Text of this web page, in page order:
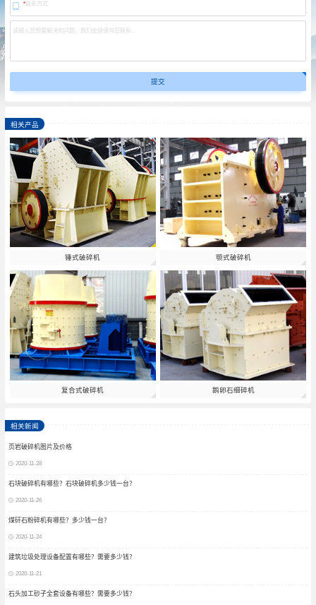
*联系方式
请输入您想要解决的问题，我们会快速与您联系...
相关产品
锤式破碎机 颚式破碎机
复合式破碎机 鹅卵石细碎机
相关新闻
页岩破碎机图片及价格
2020-11-28
石块破碎机有哪些？石块破碎机多少钱一台？
2020-11-26
煤矸石粉碎机有哪些？多少钱一台？
2020-11-24
建筑垃圾处理设备配置有哪些？需要多少钱？
2020-11-21
石头加工砂子全套设备有哪些？需要多少钱？